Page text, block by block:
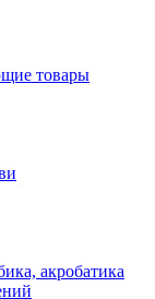
товары
акробатика